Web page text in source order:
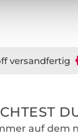
versandfertig
auf dem